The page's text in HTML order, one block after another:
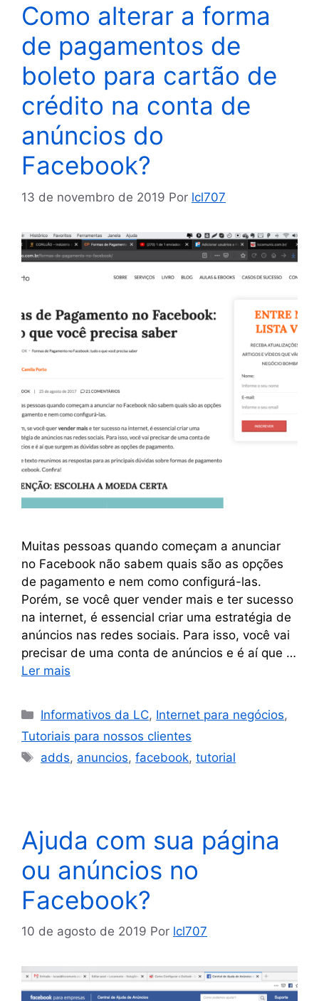
Como alterar a forma
de pagamentos de
boleto para cartão de
crédito na conta de
anúncios do
Facebook?
13 de novembro de 2019 Por lcl707
Muitas pessoas quando começam a anunciar
no Facebook não sabem quais são as opções
de pagamento e nem como configurá-las.
Porém, se você quer vender mais e ter sucesso
na internet, é essencial criar uma estratégia de
anúncios nas redes sociais. Para isso, você vai
precisar de uma conta de anúncios e é aí que …
Ler mais
Informativos da LC, Internet para negócios,
Tutoriais para nossos clientes
adds, anuncios,facebook,tutorial
Ajuda com sua página
ou anúncios no
Facebook?
10 de agosto de 2019 Por lcl707